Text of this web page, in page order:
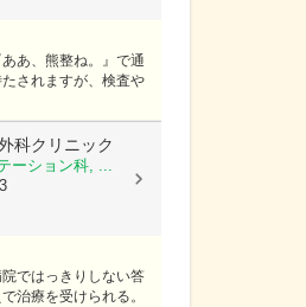
あ、熊整ね。』で通
されますが、検査や
科クリニック
ーション科, ...
ではっきりしない答
治療を受けられる。